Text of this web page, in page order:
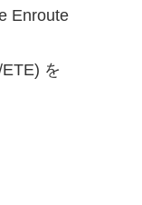
Enroute
を